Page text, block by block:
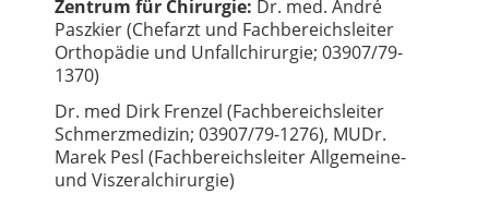
Zentrum für Chirurgie: Dr. med. André
Paszkier (Chefarzt und Fachbereichsleiter
Orthopädie und Unfallchirurgie; 03907/79-
1370)
Dr. med Dirk Frenzel (Fachbereichsleiter
Schmerzmedizin; 03907/79-1276), MUDr.
Marek Pesl (Fachbereichsleiter Allgemeine-
und Viszeralchirurgie)